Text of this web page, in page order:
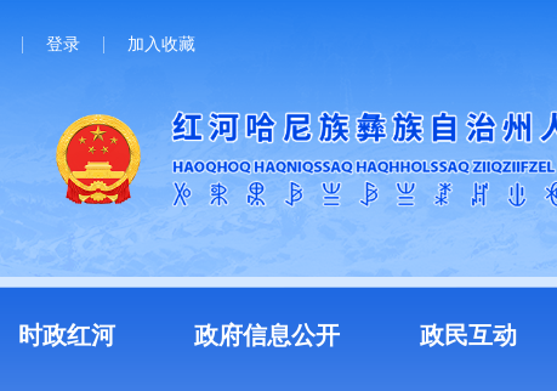
登录 加入收藏
时政红河 政府信息公开 政民互动